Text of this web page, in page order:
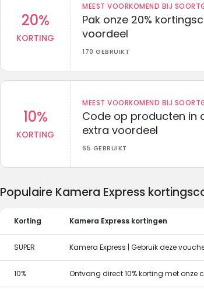
20%
KORTING
MEEST VOORKOMEND BIJ
Pak onze 20%
voordeel
170 GEBRUIKT
10%
KORTING
MEEST VOORKOMEND BIJ
Code op producten in
extra voordeel
65 GEBRUIKT
Populaire Kamera Express
Korting Kamera Express kortingen
SUPER Kamera Express | Gebruik deze
10% Ontvang direct 10% korting met onze